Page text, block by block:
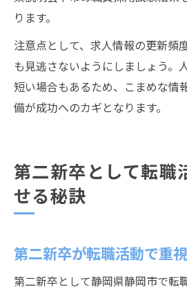
ります。
注意点として、求人情報の更新頻
も見逃さないようにしましょう。
短い場合もあるため、こまめな情
備が成功へのカギとなります。
第二新卒として転職
せる秘訣
第二新卒が転職活動で重
第二新卒として静岡県静岡市で転